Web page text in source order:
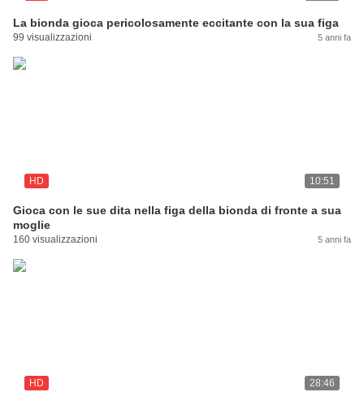
La bionda gioca pericolosamente eccitante con la sua figa
99 visualizzazioni 5 anni fa
HD 10:51
Gioca con le sue dita nella figa della bionda di fronte a sua
moglie
160 visualizzazioni 5 anni fa
HD 28:46